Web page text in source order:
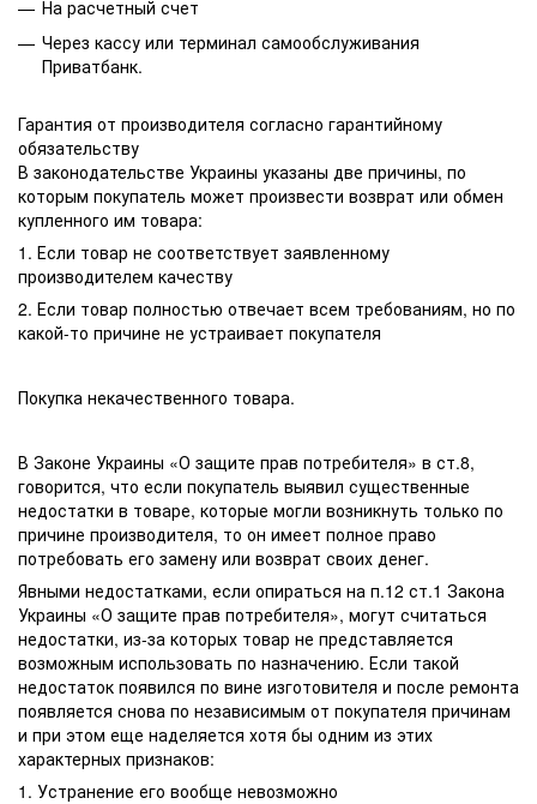
На расчетный счет
Через кассу или терминал самообслуживания
Приватбанк.
Гарантия от производителя согласно гарантийному
обязательству
В законодательстве Украины указаны две причины, по
которым покупатель может произвести возврат или обмен
купленного им товара:
1. Если товар не соответствует заявленному
производителем качеству
2. Если товар полностью отвечает всем требованиям, но по
какой-то причине не устраивает покупателя
Покупка некачественного товара.
В Законе Украины «О защите прав потребителя» в ст.8,
говорится, что если покупатель выявил существенные
недостатки в товаре, которые могли возникнуть только по
причине производителя, то он имеет полное право
потребовать его замену или возврат своих денег.
Явными недостатками, если опираться на п.12 ст.1 Закона
Украины «О защите прав потребителя», могут считаться
недостатки, из-за которых товар не представляется
возможным использовать по назначению. Если такой
недостаток появился по вине изготовителя и после ремонта
появляется снова по независимым от покупателя причинам
и при этом еще наделяется хотя бы одним из этих
характерных признаков:
1. Устранение его вообще невозможно